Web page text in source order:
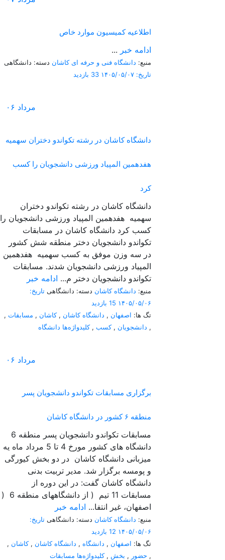
اطلاعیه کمیسیون موارد خاص
... ادامه خبر
منبع: دانشگاه فنی و حرفه ای کاشان دسته: دانشگاهی
تاریخ: ۱۴۰۵/۰۵/۰۷
33 بازدید
۰۶ مرداد
دانشگاه کاشان در رشته تکواندو دختران سهمیه
هفدهمین المپیاد ورزشی دانشجویان را کسب
کرد
دانشگاه کاشان در رشته تکواندو دختران
سهمیه هفدهمین المپیاد ورزشی دانشجویان را
کسب کرد دانشگاه کاشان در مسابقات
تکواندو دانشجویان دختر منطقه شش کشور
در سه وزن موفق به کسب سهمیه هفدهمین
المپیاد ورزشی دانشجویان شدند. مسابقات
تکواندو دانشجویان دختر م... ادامه خبر
منبع: دانشگاه کاشان دسته: دانشگاهی تاریخ:
۱۴۰۵/۰۵/۰۶ 15 بازدید
تگ ها: اصفهان , دانشگاه کاشان ,کاشان , مسابقات ,
دانشجویان ,کسب ,کلیدواژه‌ها دانشگاه ,
۰۶ مرداد
برگزاری مسابقات تکواندو دانشجویان پسر
منطقه ۶ کشور در دانشگاه کاشان
مسابقات تکواندو دانشجویان پسر منطقه 6
دانشگاه های کشور مورخ 4 تا 5 مرداد ماه یه
میزبانی دانشگاه کاشان در دو بخش کیورگی
و پومسه برگزار شد. مدیر تربیت بدنی
دانشگاه کاشان گفت: در این دوره از
مسابقات 11 تیم ( از دانشگاههای منطقه 6 (
اصفهان، غیر انتفا... ادامه خبر
منبع: دانشگاه کاشان دسته: دانشگاهی تاریخ:
۱۴۰۵/۰۵/۰۶ 12 بازدید
تگ ها: اصفهان , دانشگاه , دانشگاه کاشان ,کاشان ,
حضور , بخش ,کلیدواژه‌ها مسابقات ,